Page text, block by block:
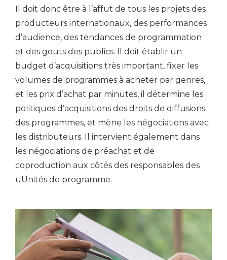
Il doit donc être à l’affut de tous les projets des
producteurs internationaux, des performances
d’audience, des tendances de programmation
et des gouts des publics. Il doit établir un
budget d’acquisitions très important, fixer les
volumes de programmes à acheter par genres,
et les prix d’achat par minutes, il détermine les
politiques d’acquisitions des droits de diffusions
des programmes, et mène les négociations avec
les distributeurs. Il intervient également dans
les négociations de préachat et de
coproduction aux côtés des responsables des
uUnités de programme.